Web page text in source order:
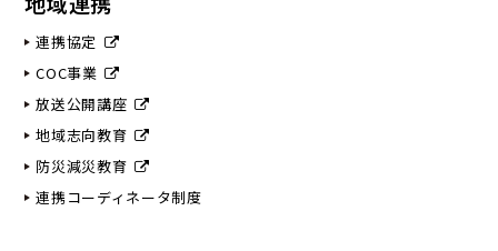
連携協定
COC事業
放送公開講座
地域志向教育
防災減災教育
連携コーディネータ制度